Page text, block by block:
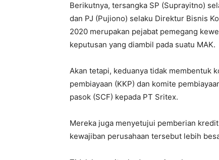
Berikutnya, tersangka SP (Suprayitno)
dan PJ (Pujiono) selaku Direktur Bisnis
2020 merupakan pejabat pemegang
keputusan yang diambil pada suatu MAK.
Akan tetapi, keduanya tidak membentuk
pembiayaan (KKP) dan komite
pasok (SCF) kepada PT Sritex.
Mereka juga menyetujui pemberian
kewajiban perusahaan tersebut lebih